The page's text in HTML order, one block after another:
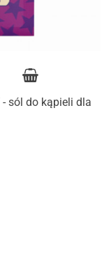
- sól do kąpieli dla